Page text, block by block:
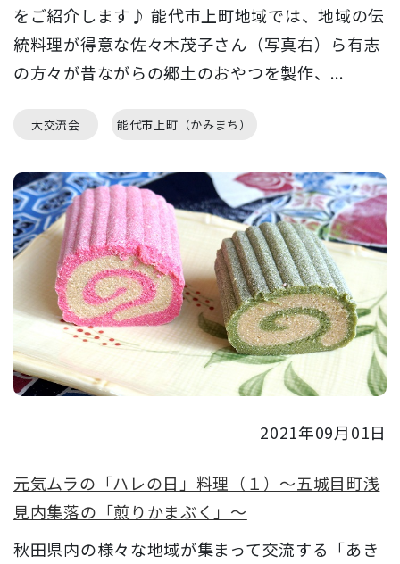
をご紹介します♪ 能代市上町地域では、地域の伝
統料理が得意な佐々木茂子さん（写真右）ら有志
の方々が昔ながらの郷土のおやつを製作、...
大交流会 能代市上町（かみまち）
2021年09月01日
元気ムラの「ハレの日」料理（１）～五城目町浅
見内集落の「煎りかまぶく」～
秋田県内の様々な地域が集まって交流する「あき